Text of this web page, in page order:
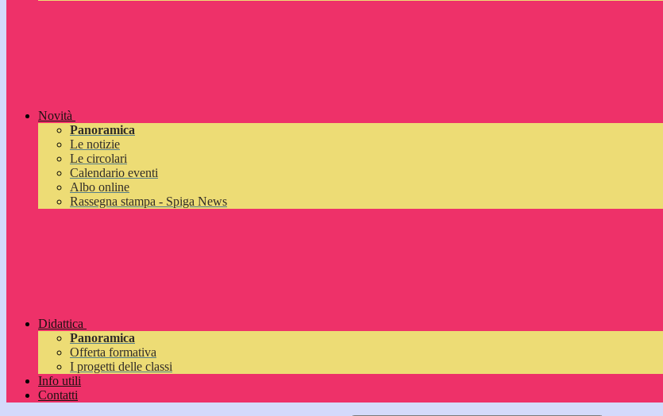
Novità
Panoramica
Le notizie
Le circolari
Calendario eventi
Albo online
Rassegna stampa - Spiga News
Didattica
Panoramica
Offerta formativa
I progetti delle classi
Info utili
Contatti